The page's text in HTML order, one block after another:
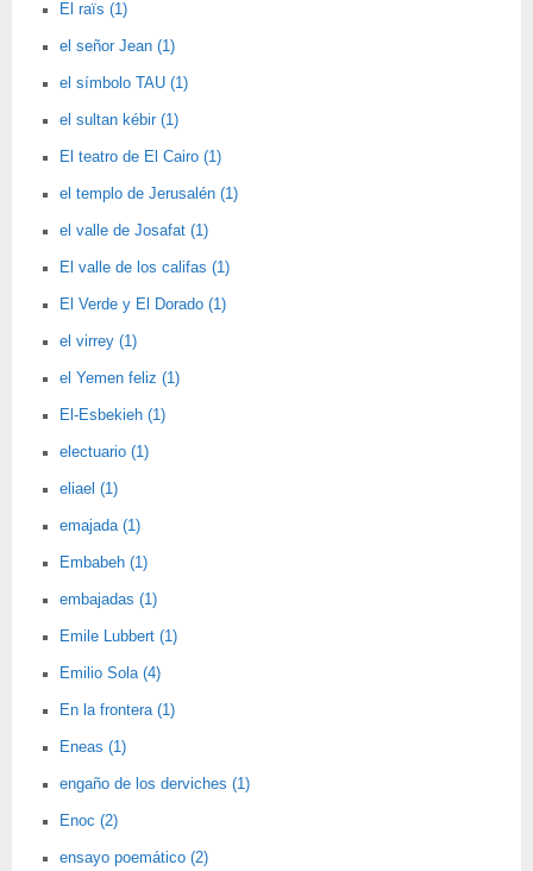
El raïs (1)
el señor Jean (1)
el símbolo TAU (1)
el sultan kébir (1)
El teatro de El Cairo (1)
el templo de Jerusalén (1)
el valle de Josafat (1)
El valle de los califas (1)
El Verde y El Dorado (1)
el virrey (1)
el Yemen feliz (1)
El-Esbekieh (1)
electuario (1)
eliael (1)
emajada (1)
Embabeh (1)
embajadas (1)
Emile Lubbert (1)
Emilio Sola (4)
En la frontera (1)
Eneas (1)
engaño de los derviches (1)
Enoc (2)
ensayo poemático (2)